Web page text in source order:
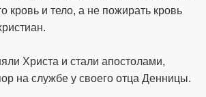
кровь и тело, а не пожирать кровь
Христа и стали апостолами,
на службе у своего отца Денницы.